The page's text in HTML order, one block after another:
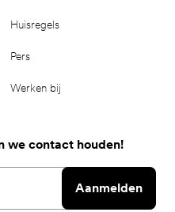
Huisregels
Pers
Werken bij
we contact houden!
Aanmelden